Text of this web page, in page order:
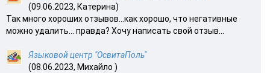
(09.06.2023, Катерина)
Так много хороших отзывов…как хорошо, что негативные
можно удалить… правда? Хочу написать свой отзыв...
Языковой центр "ОсвитаПоль"
(08.06.2023, Михайло )